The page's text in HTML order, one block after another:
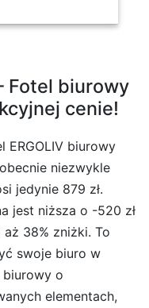
Fotel biurowy
cenie!
ERGOLIV biurowy
niezwykle
jedynie 879 zł.
jest niższa o -520 zł
38% zniżki. To
swoje biuro w
o
elementach,